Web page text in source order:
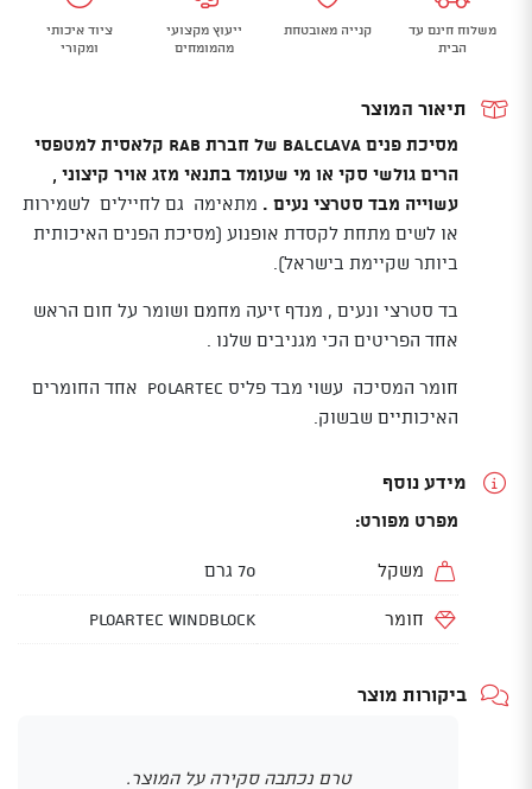
Balcalva
משלוח חינם עד
הבית
קנייה מאובטחת
ייעוץ מקצועי
מהמומחים
ציוד איכותי
ומקורי
תיאור המוצר
מסיכת פנים balclava של חברת RAB קלאסית למטפסי
הרים גולשי סקי או מי שעומד בתנאי מזג אויר קיצוני ,
עשוייה מבד סטרצי נעים . מתאימה גם לחיילים לשמירות
או לשים מתחת לקסדת אופנוע (מסיכת הפנים האיכותית
ביותר שקיימת בישראל).
בד סטרצי ונעים , מנדף זיעה מחמם ושומר על חום הראש
אחד הפריטים הכי מגניבים שלנו .
חומר המסיכה עשוי מבד פליס POLARTEC אחד החומרים
האיכותיים שבשוק.
מידע נוסף
מפרט מפורט:
משקל 70 גרם
חומר ploartec windblock
ביקורות מוצר
טרם נכתבה סקירה על המוצר.